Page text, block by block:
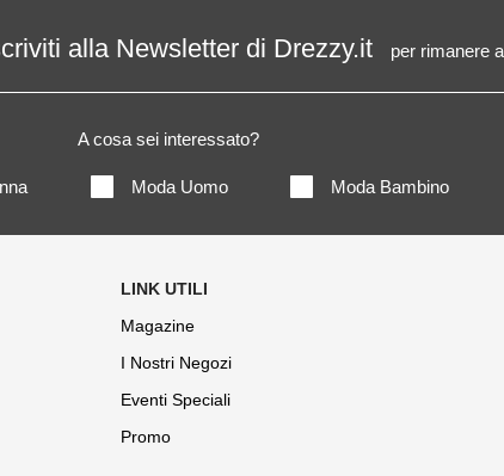
alla Newsletter di Drezzy.it per rimanere
A cosa sei interessato?
Moda Uomo Moda Bambino
Magazine
I Nostri Negozi
Eventi Speciali
Promo